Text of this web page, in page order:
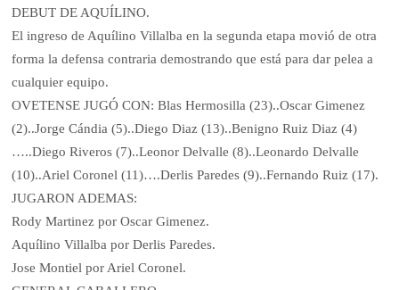
DEBUT DE AQUÍLINO.
El ingreso de Aquílino Villalba en la segunda etapa movió de otra
forma la defensa contraria demostrando que está para dar pelea a
cualquier equipo.
OVETENSE JUGÓ CON: Blas Hermosilla (23)..Oscar Gimenez
(2)..Jorge Cándia (5)..Diego Diaz (13)..Benigno Ruiz Diaz (4)
…..Diego Riveros (7)..Leonor Delvalle (8)..Leonardo Delvalle
(10)..Ariel Coronel (11)….Derlis Paredes (9)..Fernando Ruiz (17).
JUGARON ADEMAS:
Rody Martinez por Oscar Gimenez.
Aquílino Villalba por Derlis Paredes.
Jose Montiel por Ariel Coronel.